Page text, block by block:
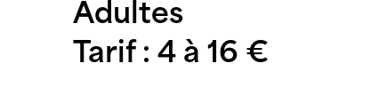
Adultes
Tarif : 4 à 16 €